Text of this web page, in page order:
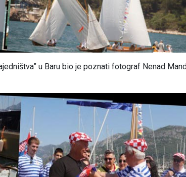
u Baru bio je poznati fotograf Nenad